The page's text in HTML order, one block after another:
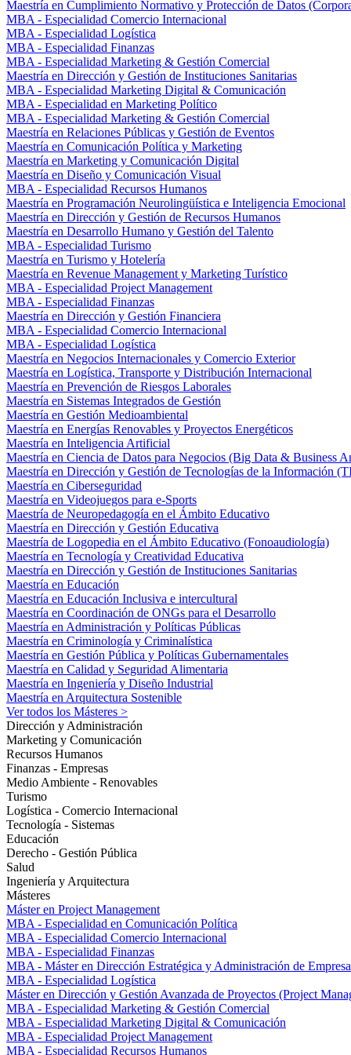
Maestría en Cumplimiento Normativo y Protección de Datos
MBA - Especialidad Comercio Internacional
MBA - Especialidad Logística
MBA - Especialidad Finanzas
MBA - Especialidad Marketing & Gestión Comercial
Maestría en Dirección y Gestión de Instituciones Sanitarias
MBA - Especialidad Marketing Digital & Comunicación
MBA - Especialidad en Marketing Político
MBA - Especialidad Marketing & Gestión Comercial
Maestría en Relaciones Públicas y Gestión de Eventos
Maestría en Comunicación Política y Marketing
Maestría en Marketing y Comunicación Digital
Maestría en Diseño y Comunicación Visual
MBA - Especialidad Recursos Humanos
Maestría en Programación Neurolingüística e Inteligencia Emocional
Maestría en Dirección y Gestión de Recursos Humanos
Maestría en Desarrollo Humano y Gestión del Talento
MBA - Especialidad Turismo
Maestría en Turismo y Hotelería
Maestría en Revenue Management y Marketing Turístico
MBA - Especialidad Project Management
MBA - Especialidad Finanzas
Maestría en Dirección y Gestión Financiera
MBA - Especialidad Comercio Internacional
MBA - Especialidad Logística
Maestría en Negocios Internacionales y Comercio Exterior
Maestría en Logística, Transporte y Distribución Internacional
Maestría en Prevención de Riesgos Laborales
Maestría en Sistemas Integrados de Gestión
Maestría en Gestión Medioambiental
Maestría en Energías Renovables y Proyectos Energéticos
Maestría en Inteligencia Artificial
Maestría en Ciencia de Datos para Negocios (Big Data & Business
Maestría en Dirección y Gestión de Tecnologías de la Información
Maestría en Ciberseguridad
Maestría en Videojuegos para e-Sports
Maestría de Neuropedagogía en el Ámbito Educativo
Maestría en Dirección y Gestión Educativa
Maestría de Logopedia en el Ámbito Educativo (Fonoaudiología)
Maestría en Tecnología y Creatividad Educativa
Maestría en Dirección y Gestión de Instituciones Sanitarias
Maestría en Educación
Maestría en Educación Inclusiva e intercultural
Maestría en Coordinación de ONGs para el Desarrollo
Maestría en Administración y Políticas Públicas
Maestría en Criminología y Criminalística
Maestría en Gestión Pública y Políticas Gubernamentales
Maestría en Calidad y Seguridad Alimentaria
Maestría en Ingeniería y Diseño Industrial
Maestría en Arquitectura Sostenible
Ver todos los Másteres >
Dirección y Administración
Marketing y Comunicación
Recursos Humanos
Finanzas - Empresas
Medio Ambiente - Renovables
Turismo
Logística - Comercio Internacional
Tecnología - Sistemas
Educación
Derecho - Gestión Pública
Salud
Ingeniería y Arquitectura
Másteres
Máster en Project Management
MBA - Especialidad en Comunicación Política
MBA - Especialidad Comercio Internacional
MBA - Especialidad Finanzas
MBA - Máster en Dirección Estratégica y Administración de
MBA - Especialidad Logística
Máster en Dirección y Gestión Avanzada de Proyectos (Project
MBA - Especialidad Marketing & Gestión Comercial
MBA - Especialidad Marketing Digital & Comunicación
MBA - Especialidad Project Management
MBA - Especialidad Recursos Humanos